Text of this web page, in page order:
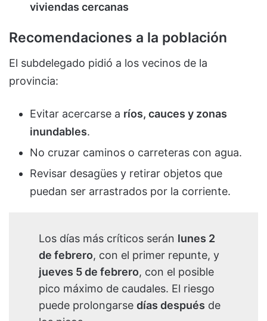
viviendas cercanas
Recomendaciones a la población
El subdelegado pidió a los vecinos de la
provincia:
Evitar acercarse a ríos, cauces y zonas
inundables.
No cruzar caminos o carreteras con agua.
Revisar desagües y retirar objetos que
puedan ser arrastrados por la corriente.
Los días más críticos serán lunes 2
de febrero, con el primer repunte, y
jueves 5 de febrero, con el posible
pico máximo de caudales. El riesgo
puede prolongarse días después de